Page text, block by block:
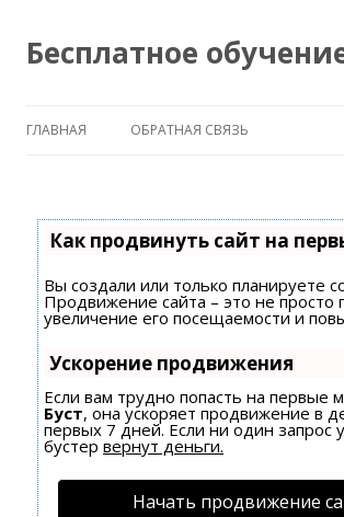
Бесплатное
ГЛАВНАЯ ОБРАТНАЯ СВЯЗЬ
Как продвинуть сайт на
Вы создали или только планируете
Продвижение сайта – это не просто
увеличение его посещаемости и
Ускорение продвижения
Если вам трудно попасть на первые
Буст, она ускоряет продвижение в
первых 7 дней. Если ни один запрос
бустер вернут деньги.
Начать продвижение